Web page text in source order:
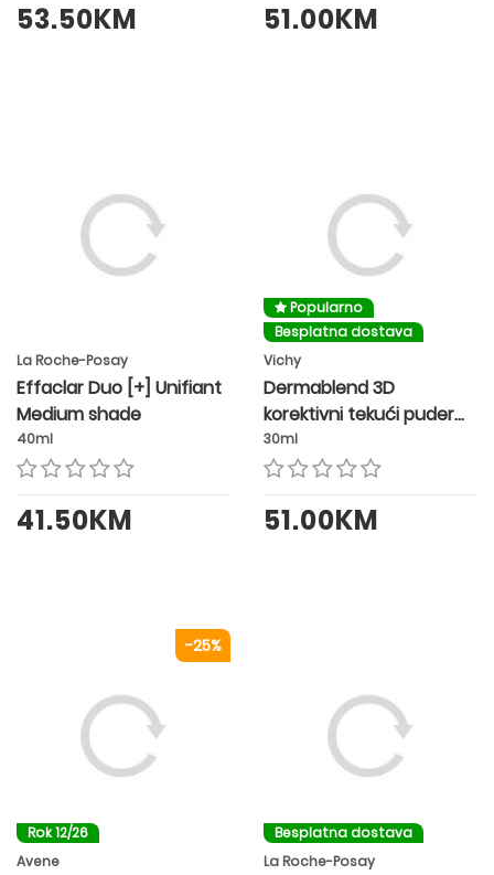
53.50KM 51.00KM
La Roche-Posay
Effaclar Duo [+] Unifiant
Medium shade
40ml
41.50KM
Popularno
Besplatna dostava
Vichy
Dermablend 3D
korektivni tekući puder
SPF25 nijansa 25 NUDE
30ml
51.00KM
-25%
Rok 12/26
Avene
Besplatna dostava
La Roche-Posay